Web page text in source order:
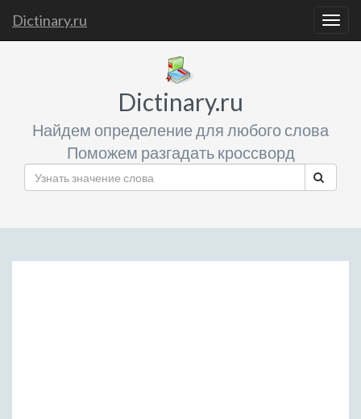
Dictinary.ru
Dictinary.ru
Найдем определение для любого слова
Поможем разгадать кроссворд